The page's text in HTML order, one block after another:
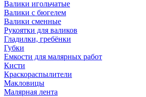
Валики игольчатые
Валики с бюгелем
Валики сменные
Рукоятки для валиков
Гладилки, гребёнки
Губки
Емкости для малярных работ
Кисти
Краскораспылители
Макловицы
Малярная лента